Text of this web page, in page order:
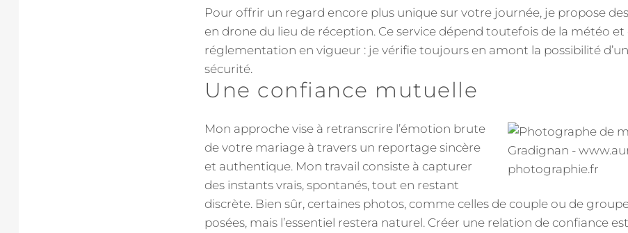
Pour offrir un regard encore plus unique sur votre journée, je propose
en drone du lieu de réception. Ce service dépend toutefois de la météo et
réglementation en vigueur : je vérifie toujours en amont la possibilité
sécurité.
Une confiance mutuelle
Mon approche vise à retranscrire l’émotion brute
de votre mariage à travers un reportage sincère
et authentique. Mon travail consiste à capturer
des instants vrais, spontanés, tout en restant
discrète. Bien sûr, certaines photos, comme celles de couple ou de
posées, mais l’essentiel restera naturel. Créer une relation de confiance